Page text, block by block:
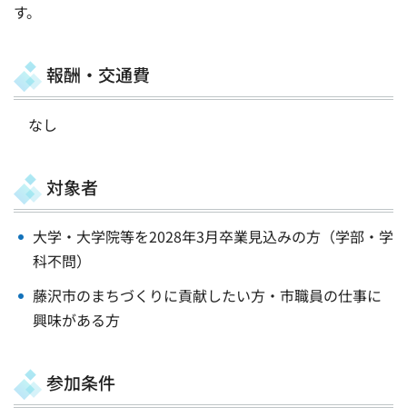
す。
報酬・交通費
なし
対象者
大学・大学院等を2028年3月卒業見込みの方（学部・学
科不問）
藤沢市のまちづくりに貢献したい方・市職員の仕事に
興味がある方
参加条件